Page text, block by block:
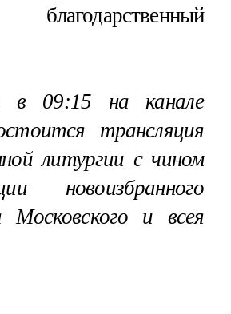
благодарственный
в 09:15 на канале
трансляция
литургии с чином
новоизбранного
Московского и всея